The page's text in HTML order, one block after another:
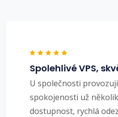
Spolehlivé VPS,
U společnosti
spokojenosti už
dostupnost, rychlá